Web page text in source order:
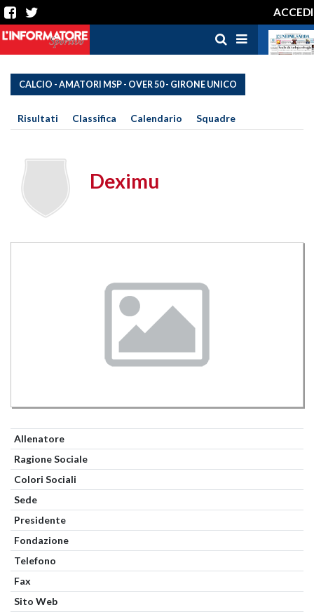
ACCEDI
CALCIO - AMATORI MSP - OVER 50 - GIRONE UNICO
Risultati Classifica Calendario Squadre
Deximu
Allenatore
Ragione Sociale
Colori Sociali
Sede
Presidente
Fondazione
Telefono
Fax
Sito Web